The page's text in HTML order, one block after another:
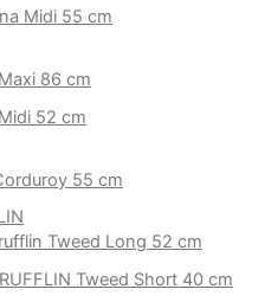
Midi 55 cm
86 cm
52 cm
55 cm
Tweed Long 52 cm
Tweed Short 40 cm